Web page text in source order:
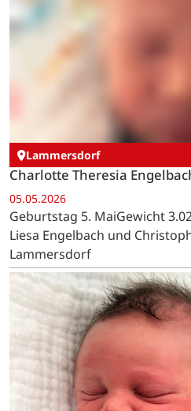
Lammersdorf
Charlotte Theresia Engelbach